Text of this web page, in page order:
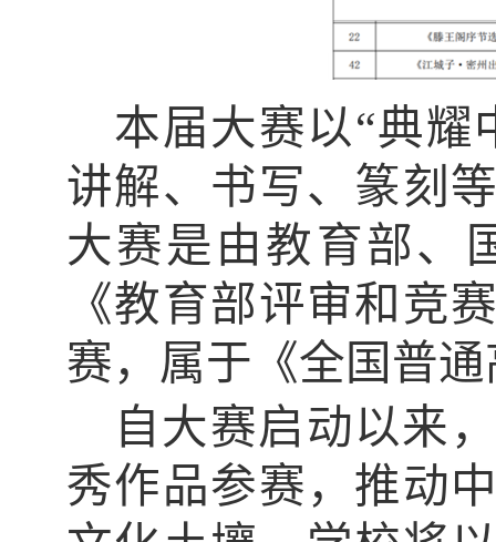
本届大赛以“典耀
讲解、书写、篆刻
大赛是由教育部、
《教育部评审和竞
赛，属于《全国普
自大赛启动以来
秀作品参赛，推动